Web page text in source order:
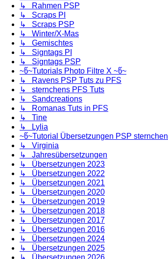
↳ Rahmen PSP
↳ Scraps PI
↳ Scraps PSP
↳ Winter/X-Mas
↳ Gemischtes
↳ Signtags PI
↳ Signtags PSP
~წ~Tutorials Photo Filtre X ~წ~
↳ Ravens PSP Tuts zu PFS
↳ sternchens PFS Tuts
↳ Sandcreations
↳ Romanas Tuts in PFS
↳ Tine
↳ Lylia
~წ~Tutorial Übersetzungen PSP
↳ Virginia
↳ Jahresübersetzungen
↳ Übersetzungen 2023
↳ Übersetzungen 2022
↳ Übersetzungen 2021
↳ Übersetzungen 2020
↳ Übersetzungen 2019
↳ Übersetzungen 2018
↳ Übersetzungen 2017
↳ Übersetzungen 2016
↳ Übersetzungen 2024
↳ Übersetzungen 2025